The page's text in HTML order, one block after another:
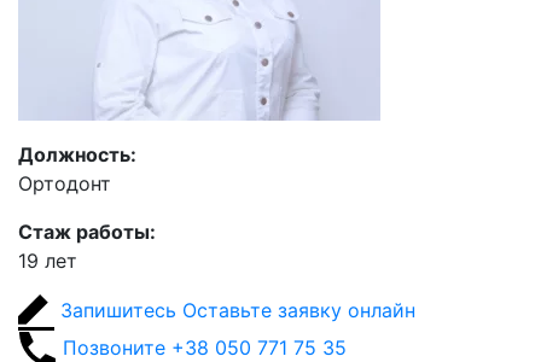
Должность:
Ортодонт
Стаж работы:
19 лет
Запишитесь Оставьте заявку онлайн
Позвоните +38 050 771 75 35